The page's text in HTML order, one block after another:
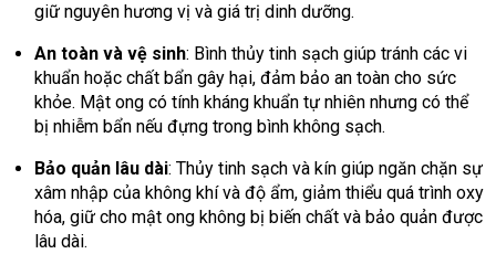
giữ nguyên hương vị và giá trị dinh dưỡng.
An toàn và vệ sinh: Bình thủy tinh sạch giúp tránh các vi
khuẩn hoặc chất bẩn gây hại, đảm bảo an toàn cho sức
khỏe. Mật ong có tính kháng khuẩn tự nhiên nhưng có thể
bị nhiễm bẩn nếu đựng trong bình không sạch.
Bảo quản lâu dài: Thủy tinh sạch và kín giúp ngăn chặn sự
xâm nhập của không khí và độ ẩm, giảm thiểu quá trình oxy
hóa, giữ cho mật ong không bị biến chất và bảo quản được
lâu dài.